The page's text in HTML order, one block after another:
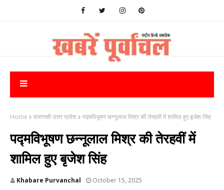
Home वाराणसी उत्तर प्रदेश पद्मविभूषण छन्नूलाल मिश्र की तेरहवीं में शामिल हुए बृजेश सिंह
पद्मविभूषण छन्नूलाल मिश्र की तेरहवीं में
शामिल हुए बृजेश सिंह
Khabare Purvanchal October 15, 2025